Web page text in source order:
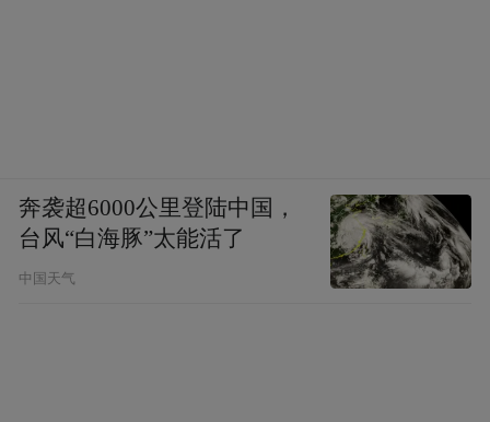
奔袭超6000公里登陆中国，
台风“白海豚”太能活了
中国天气